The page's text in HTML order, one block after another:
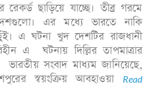
ছাড়িয়ে যাচ্ছে। তীব্র গরমে
এর মধ্যে ভারতে নাকি
এ ঘটনা খুদ দেশটির রাজধানী
এ ঘটনায় দিল্লির তাপমাত্রার
সংবাদ মাধ্যম জানিয়েছে,
স্বয়ংক্রিয় আবহাওয়া Read